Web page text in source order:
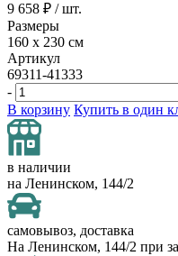
9 658 ₽ / шт.
Размеры
160 х 230 см
Артикул
69311-41333
-
В корзину Купить в один
в наличии
на Ленинском, 144/2
самовывоз, доставка
На Ленинском, 144/2 при